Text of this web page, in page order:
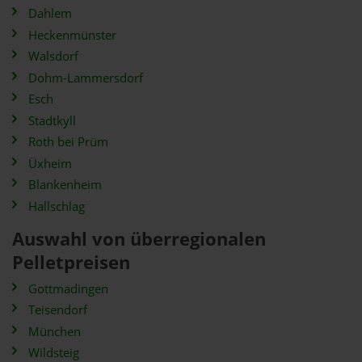
Dahlem
Heckenmünster
Walsdorf
Dohm-Lammersdorf
Esch
Stadtkyll
Roth bei Prüm
Üxheim
Blankenheim
Hallschlag
Auswahl von überregionalen
Pelletpreisen
Gottmadingen
Teisendorf
München
Wildsteig